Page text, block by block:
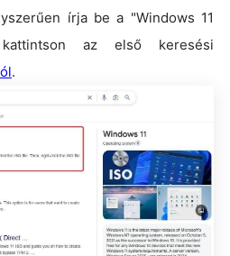
írja be a "Windows 11
az első keresési
.